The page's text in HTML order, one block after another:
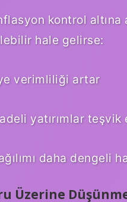
kontrol altına
hale gelirse:
verimliliği artar
yatırımlar teşvik
daha dengeli
Üzerine